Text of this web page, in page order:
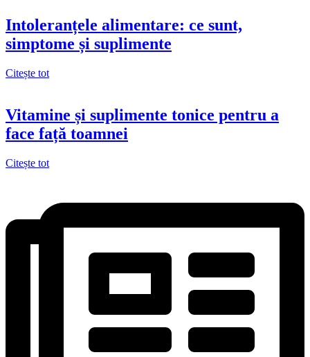
Intoleranțele alimentare: ce sunt,
simptome și suplimente
Citește tot
Vitamine și suplimente tonice pentru a
face față toamnei
Citește tot